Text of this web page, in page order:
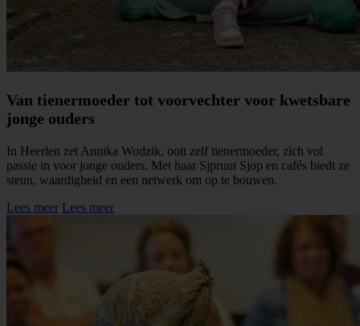
Van tienermoeder tot voorvechter voor kwetsbare
jonge ouders
In Heerlen zet Annika Wodzik, ooit zelf tienermoeder, zich vol
passie in voor jonge ouders. Met haar Sjpruut Sjop en cafés biedt ze
steun, waardigheid en een netwerk om op te bouwen.
Lees meer Lees meer